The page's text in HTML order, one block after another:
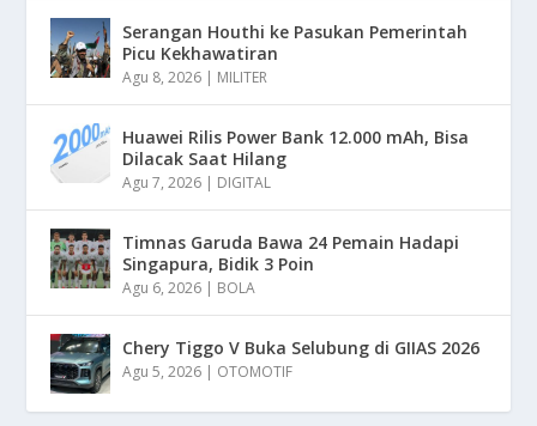
Serangan Houthi ke Pasukan Pemerintah
Picu Kekhawatiran
Agu 8, 2026 | MILITER
Huawei Rilis Power Bank 12.000 mAh, Bisa
Dilacak Saat Hilang
Agu 7, 2026 | DIGITAL
Timnas Garuda Bawa 24 Pemain Hadapi
Singapura, Bidik 3 Poin
Agu 6, 2026 | BOLA
Chery Tiggo V Buka Selubung di GIIAS 2026
Agu 5, 2026 | OTOMOTIF